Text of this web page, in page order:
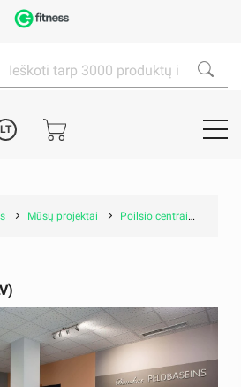
LT
Mūsų projektai Poilsio centrai ir baseinai